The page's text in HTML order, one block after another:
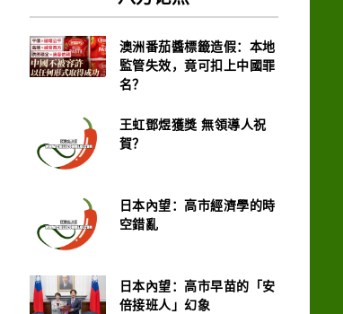
澳洲番茄醬標籤造假：本地
監管失效，竟可扣上中國罪
名？
王虹鄧煜獲獎 無領導人祝
賀？
日本內望：高市經濟學的時
空錯亂
日本內望：高市早苗的「安
倍接班人」幻象